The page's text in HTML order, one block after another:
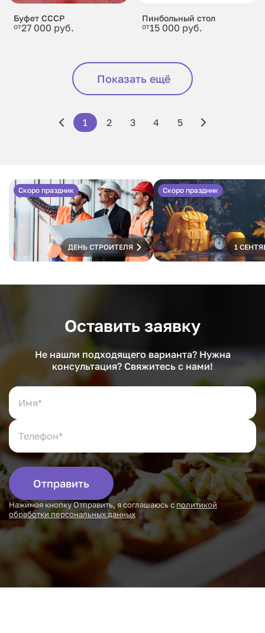
Буфет СССР
от27 000 руб.
Пинбольный стол
от15 000 руб.
Показать ещё
1 2 3 4 5
Скоро праздник
ДЕНЬ СТРОИТЕЛЯ
Скоро праздник
1
Оставить заявку
Не нашли подходящего варианта? Нужна
консультация? Свяжитесь с нами!
Отправить
Нажимая кнопку Отправить, я соглашаюсь сполитикой
обработки персональных данных